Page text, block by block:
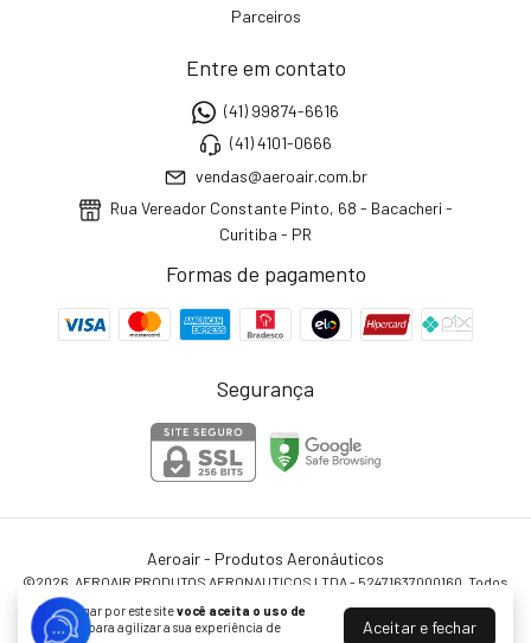
Ao navegar por este sitevocê aceita o uso de
cookies
para agilizar a sua experiência de
Aceitar e fechar
Parceiros
Entre em contato
(41) 99874-6616
(41) 4101-0666
vendas@aeroair.com.br
Rua Vereador Constante Pinto, 68 - Bacacheri -
Curitiba - PR
Formas de pagamento
Segurança
Aeroair - Produtos Aeronáuticos
©2026. AEROAIR PRODUTOS AERONAUTICOS LTDA - 52471637000160. Todos